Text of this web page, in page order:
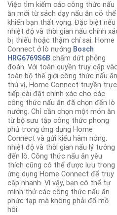
Việc tìm kiếm các công thức nấu
ăn mới từ sách dạy nấu ăn có thể
khiến bạn thất vọng. Đặc biệt nếu
nhiệt độ và thời gian nấu chính
bị thiếu hoặc thậm chí sai. Home
Connect ở lò nướng Bosch
HRG6769S6B chấm dứt phỏng
đoán. Với toàn quyền truy cập
toàn bộ thế giới công thức nấu ăn
thú vị, Home Connect truyền trực
tiếp cài đặt chính xác cho các
công thức nấu ăn đã chọn đến lò
nướng. Chỉ cần chọn một món ăn
từ bộ sưu tập công thức phong
phú trong ứng dụng Home
Connect và gửi kiểu hâm nóng,
nhiệt độ và thời gian nấu lý tưởng
đến lò. Công thức nấu ăn yêu
thích cũng có thể được lưu trong
ứng dụng Home Connect để truy
cập nhanh. Vì vậy, bạn có thể tự
mình thử các công thức nấu ăn
phức tạp mà không phải đổ mồ
hôi.